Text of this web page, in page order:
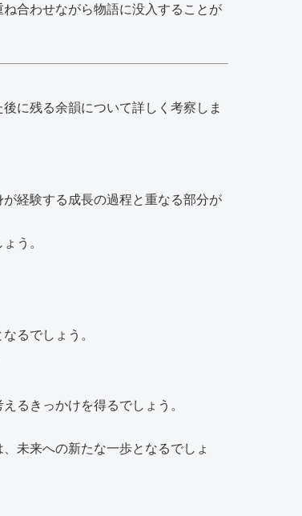
合わせながら物語に没入することが
に残る余韻について詳しく考察しま
経験する成長の過程と重なる部分が
う。
るでしょう。
るきっかけを得るでしょう。
未来への新たな一歩となるでしょ